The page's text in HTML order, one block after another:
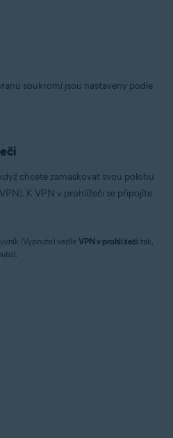
soukromí jsou nastaveny podle
chcete zamaskovat svou polohu
K VPN v prohlížeči se připojíte
(Vypnuto) vedle VPN v prohlížeči tak,